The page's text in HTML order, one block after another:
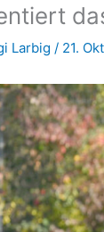
Larbig / 21.